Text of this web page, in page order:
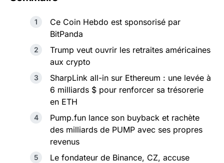
Ce Coin Hebdo est sponsorisé par
BitPanda
Trump veut ouvrir les retraites américaines
aux crypto
SharpLink all-in sur Ethereum : une levée à
6 milliards $ pour renforcer sa trésorerie
en ETH
Pump.fun lance son buyback et rachète
des milliards de PUMP avec ses propres
revenus
Le fondateur de Binance, CZ, accuse